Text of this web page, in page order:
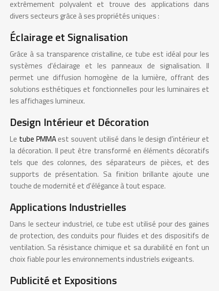
extrêmement polyvalent et trouve des applications dans
divers secteurs grâce à ses propriétés uniques :
Éclairage et Signalisation
Grâce à sa transparence cristalline, ce tube est idéal pour les
systèmes d'éclairage et les panneaux de signalisation. Il
permet une diffusion homogène de la lumière, offrant des
solutions esthétiques et fonctionnelles pour les luminaires et
les affichages lumineux.
Design Intérieur et Décoration
Le tube PMMAest souvent utilisé dans le design d'intérieur et
la décoration. Il peut être transformé en éléments décoratifs
tels que des colonnes, des séparateurs de pièces, et des
supports de présentation. Sa finition brillante ajoute une
touche de modernité et d'élégance à tout espace.
Applications Industrielles
Dans le secteur industriel, ce tube est utilisé pour des gaines
de protection, des conduits pour fluides et des dispositifs de
ventilation. Sa résistance chimique et sa durabilité en font un
choix fiable pour les environnements industriels exigeants.
Publicité et Expositions